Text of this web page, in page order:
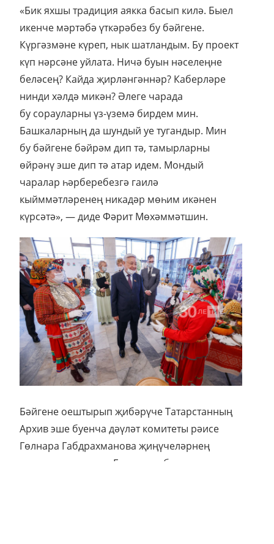
«Бик яхшы традиция аякка басып килә. Быел
икенче мәртәбә үткәрәбез бу бәйгене.
Күргәзмәне күреп, нык шатландым. Бу проект
күп нәрсәне уйлата. Ничә буын нәселеңне
беләсең? Кайда җирләнгәннәр? Каберләре
нинди хәлдә микән? Әлеге чарада
бу сорауларны үз-үземә бирдем мин.
Башкаларның да шундый уе тугандыр. Мин
бу бәйгене бәйрәм дип тә, тамырларны
өйрәнү эше дип тә атар идем. Мондый
чаралар һәрберебезгә гаилә
кыйммәтләренең никадәр мөһим икәнен
күрсәтә», — диде Фәрит Мөхәммәтшин.
Бәйгене оештырып җибәрүче Татарстанның
Архив эше буенча дәүләт комитеты рәисе
Гөлнара Габдрахманова җиңүчеләрнең
исемнәрен атады. «Гаиләләребез үзләренең